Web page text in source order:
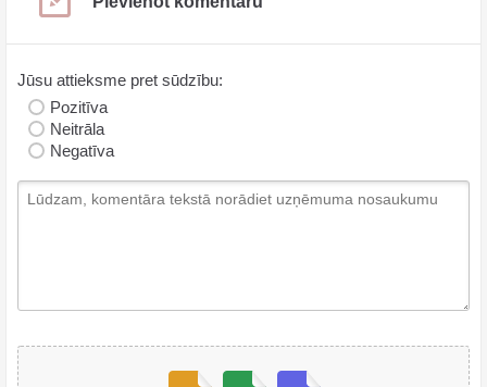
Jūsu attieksme pret sūdzību:
Pozitīva
Neitrāla
Negatīva